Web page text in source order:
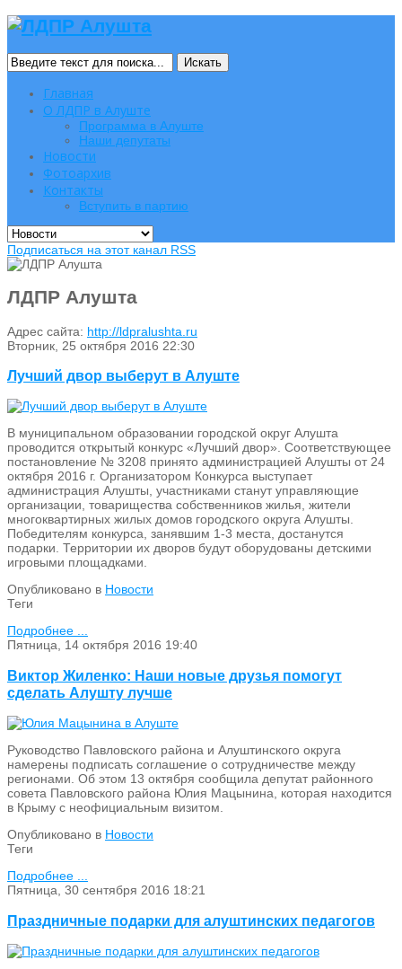
Искать
Главная
О ЛДПР в Алуште
Программа в Алуште
Наши депутаты
Новости
Фотоархив
Контакты
Вступить в партию
Подписаться на этот канал RSS
ЛДПР Алушта
Адрес сайта: http://ldpralushta.ru
Вторник, 25 октября 2016 22:30
Лучший двор выберут в Алуште
В муниципальном образовании городской округ Алушта
проводится открытый конкурс «Лучший двор». Соответствующее
постановление № 3208 принято администрацией Алушты от 24
октября 2016 г. Организатором Конкурса выступает
администрация Алушты, участниками станут управляющие
организации, товарищества собственников жилья, жители
многоквартирных жилых домов городского округа Алушты.
Победителям конкурса, занявшим 1-3 места, достанутся
подарки. Территории их дворов будут оборудованы детскими
игровыми площадками.
Опубликовано в Новости
Теги
Подробнее ...
Пятница, 14 октября 2016 19:40
Виктор Жиленко: Наши новые друзья помогут
сделать Алушту лучше
Руководство Павловского района и Алуштинского округа
намерены подписать соглашение о сотрудничестве между
регионами. Об этом 13 октября сообщила депутат районного
совета Павловского района Юлия Мацынина, которая находится
в Крыму с неофициальным визитом.
Опубликовано в Новости
Теги
Подробнее ...
Пятница, 30 сентября 2016 18:21
Праздничные подарки для алуштинских педагогов